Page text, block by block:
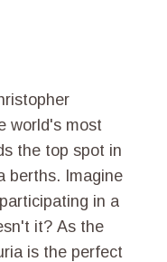
world's most
the top spot in
berths. Imagine
participating in a
it? As the
is the perfect